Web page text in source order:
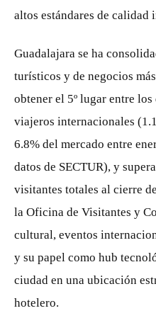
altos estándares de calidad
Guadalajara se ha
turísticos y de negocios
obtener el 5º lugar entre
viajeros internacionales
6.8% del mercado entre
datos de SECTUR), y
visitantes totales al cierre
la Oficina de Visitantes y
cultural, eventos
y su papel como hub
ciudad en una ubicación
hotelero.